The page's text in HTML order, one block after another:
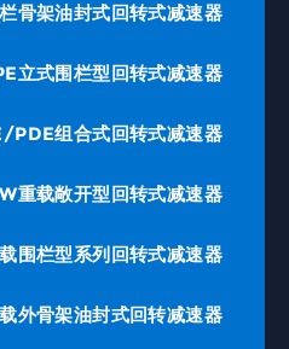
骨架油封式回转式减速器
立式围栏型回转式减速器
PDE组合式回转式减速器
W重载敞开型回转式减速器
围栏型系列回转式减速器
外骨架油封式回转减速器